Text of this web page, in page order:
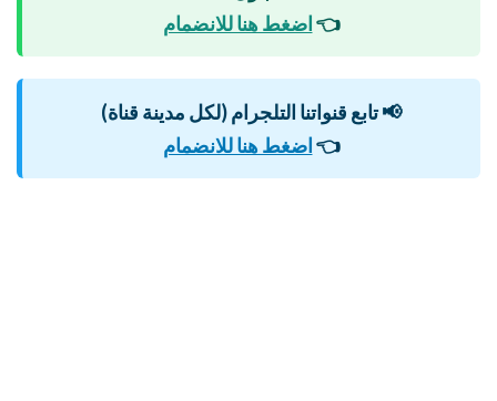
👈اضغط هنا للانضمام
📢 تابع قنواتنا التلجرام (لكل مدينة قناة)
👈اضغط هنا للانضمام